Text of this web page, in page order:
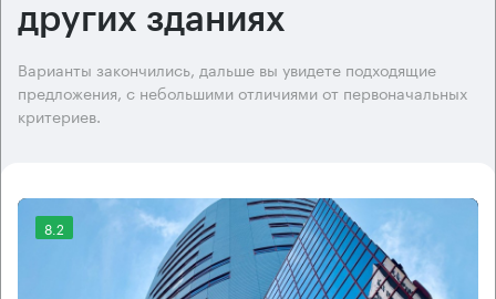
других зданиях
Варианты закончились, дальше вы увидете подходящие
предложения, с небольшими отличиями от первоначальных
критериев.
8.2